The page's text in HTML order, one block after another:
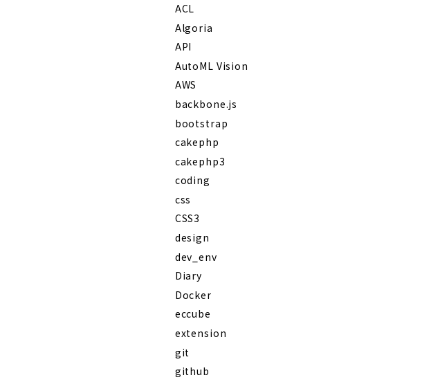
ACL
Algoria
API
AutoML Vision
AWS
backbone.js
bootstrap
cakephp
cakephp3
coding
css
CSS3
design
dev_env
Diary
Docker
eccube
extension
git
github